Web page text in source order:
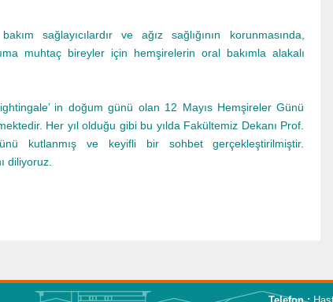
sağlayıcılardır ve ağız sağlığının korunmasında,
muhtaç bireyler için hemşirelerin oral bakımla alakalı
in doğum günü olan 12 Mayıs Hemşireler Günü
Her yıl olduğu gibi bu yılda Fakültemiz Dekanı Prof.
kutlanmış ve keyifli bir sohbet gerçekleştirilmiştir.
diliyoruz.